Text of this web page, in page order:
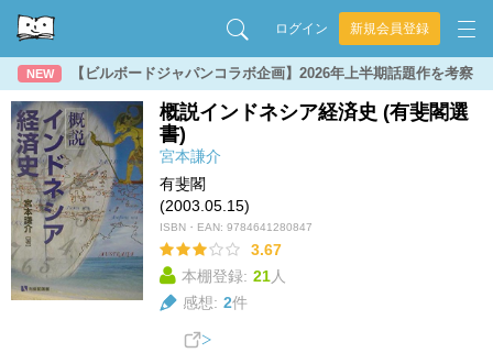
ログイン 新規会員登録
NEW 【ビルボードジャパンコラボ企画】2026年上半期話題作を考察
概説インドネシア経済史 (有斐閣選
書)
宮本謙介
有斐閣
(2003.05.15)
ISBN・EAN: 9784641280847
3.67
本棚登録: 21人
感想: 2件